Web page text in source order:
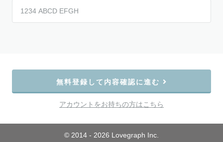
無料登録して内容確認に進む
アカウントをお持ちの方はこちら
© 2014 - 2026 Lovegraph Inc.